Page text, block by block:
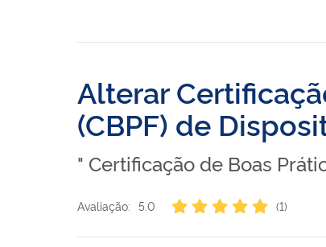
Alterar
(CBPF) de
" Certificação de Boas
Avaliação: 5.0 (1)